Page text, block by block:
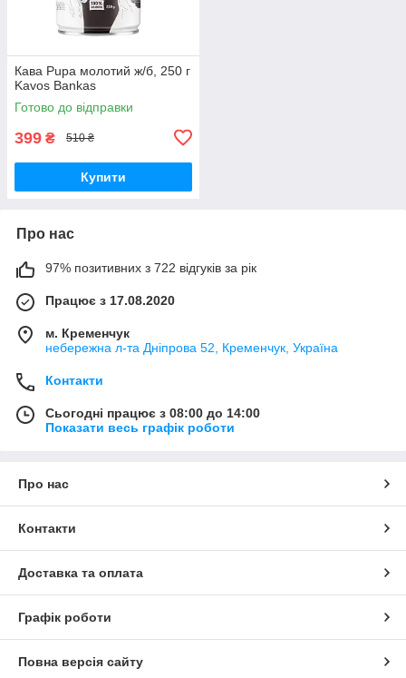
Кава Pupa молотий ж/б, 250 г
Kavos Bankas
Готово до відправки
399 ₴ 510 ₴
Купити
Про нас
97% позитивних з 722 відгуків за рік
Працює з 17.08.2020
м. Кременчук
небережна л-та Дніпрова 52, Кременчук, Україна
Контакти
Сьогодні працює з 08:00 до 14:00
Показати весь графік роботи
Про нас
Контакти
Доставка та оплата
Графік роботи
Повна версія сайту